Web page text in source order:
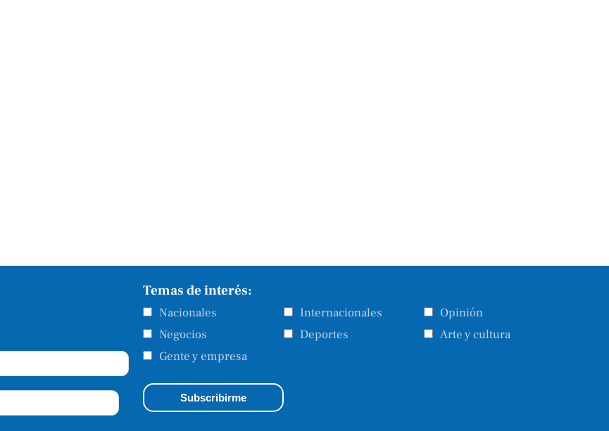
Temas de interés:
Nacionales Internacionales
Opinión
Negocios
Deportes
Arte y cultura
Gente y empresa